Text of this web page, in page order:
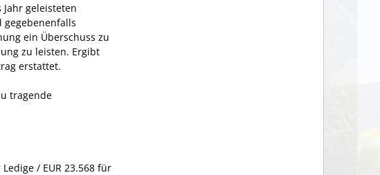
geleisteten
gegebenenfalls
ein Überschuss zu
zu leisten. Ergibt
erstattet.
tragende
/ EUR 23.568 für